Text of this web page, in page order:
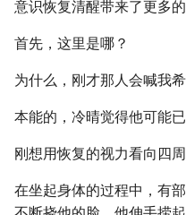
意识恢复清醒带来了更多的
首先，这里是哪？
为什么，刚才那人会喊我希
本能的，冷晴觉得他可能
刚想用恢复的视力看向四
在坐起身体的过程中，有